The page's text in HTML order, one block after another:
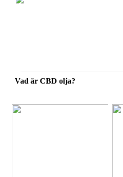
Vad är CBD olja?